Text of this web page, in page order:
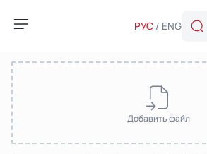
РУС ENG
Вы еще ничего не загрузили,
Добавить файл